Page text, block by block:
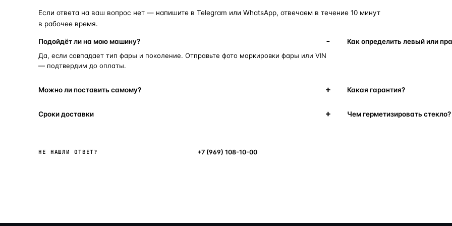
Если ответа на ваш вопрос нет — напишите в Telegram или WhatsApp, отвечаем в течение 10 минут
в рабочее время.
Подойдёт ли на мою машину?
Да, если совпадает тип фары и поколение. Отправьте фото маркировки фары или VIN
— подтвердим до оплаты.
Как определить левый или
Можно ли поставить самому? Какая гарантия?
Сроки доставки Чем герметизировать стекло?
НЕ НАШЛИ ОТВЕТ? +7 (969) 108-10-00